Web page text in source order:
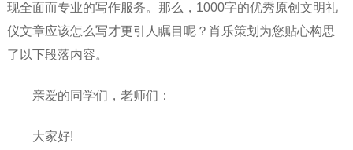
现全面而专业的写作服务。那么，1000字的优秀原创文明礼
仪文章应该怎么写才更引人瞩目呢？肖乐策划为您贴心构思
了以下段落内容。
亲爱的同学们，老师们：
大家好!